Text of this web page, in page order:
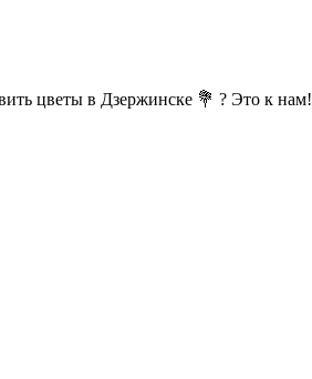
цветы в Дзержинске 💐 ? Это к нам!